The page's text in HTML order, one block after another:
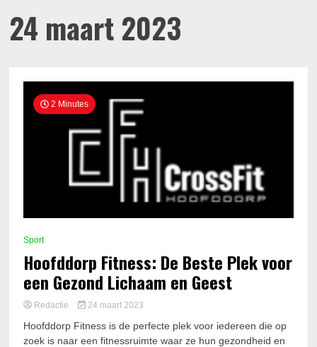
24 maart 2023
2 Minutes
Sport
Hoofddorp Fitness: De Beste Plek voor
een Gezond Lichaam en Geest
Redactie 24 maart 2023
Hoofddorp Fitness is de perfecte plek voor iedereen die op
zoek is naar een fitnessruimte waar ze hun gezondheid en